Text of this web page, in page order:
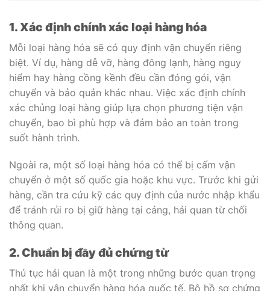
1. Xác định chính xác loại hàng hóa
Mỗi loại hàng hóa sẽ có quy định vận chuyển riêng
biệt. Ví dụ, hàng dễ vỡ, hàng đông lạnh, hàng nguy
hiểm hay hàng cồng kềnh đều cần đóng gói, vận
chuyển và bảo quản khác nhau. Việc xác định chính
xác chủng loại hàng giúp lựa chọn phương tiện vận
chuyển, bao bì phù hợp và đảm bảo an toàn trong
suốt hành trình.
Ngoài ra, một số loại hàng hóa có thể bị cấm vận
chuyển ở một số quốc gia hoặc khu vực. Trước khi gửi
hàng, cần tra cứu kỹ các quy định của nước nhập khẩu
để tránh rủi ro bị giữ hàng tại cảng, hải quan từ chối
thông quan.
2. Chuẩn bị đầy đủ chứng từ
Thủ tục hải quan là một trong những bước quan trọng
nhất khi vận chuyển hàng hóa quốc tế. Bộ hồ sơ chứng